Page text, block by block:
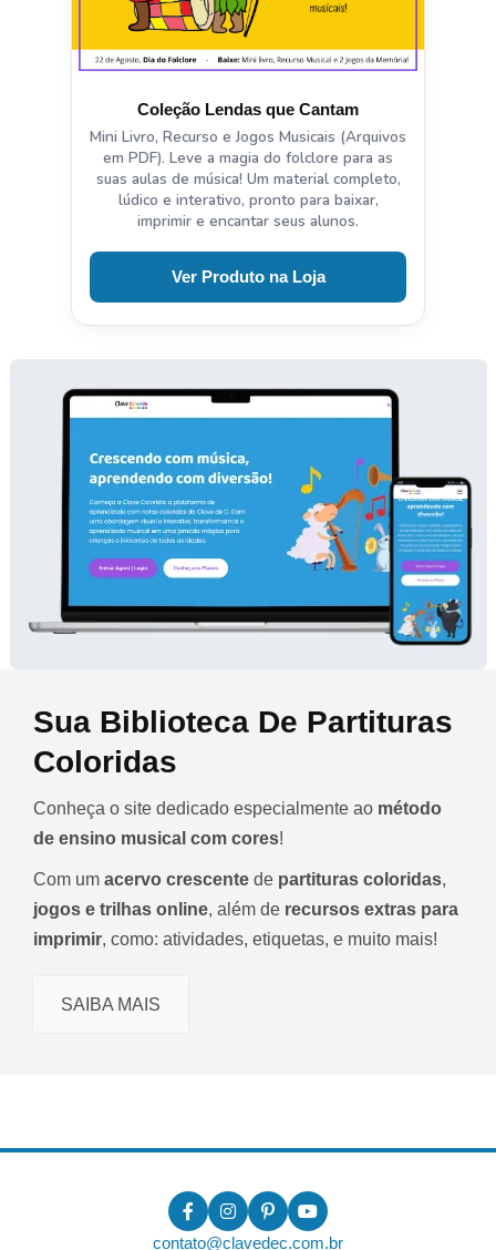
Coleção Lendas que Cantam
Mini Livro, Recurso e Jogos Musicais (Arquivos
em PDF). Leve a magia do folclore para as
suas aulas de música! Um material completo,
lúdico e interativo, pronto para baixar,
imprimir e encantar seus alunos.
Ver Produto na Loja
Sua Biblioteca De Partituras
Coloridas
Conheça o site dedicado especialmente ao método
de ensino musical com cores!
Com um acervo crescente de partituras coloridas,
jogos e trilhas online, além de recursos extras para
imprimir, como: atividades, etiquetas, e muito mais!
SAIBA MAIS
contato@clavedec.com.br